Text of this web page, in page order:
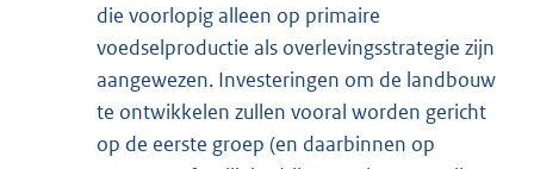
die voorlopig alleen op primaire
voedselproductie als overlevingsstrategie zijn
aangewezen. Investeringen om de landbouw
te ontwikkelen zullen vooral worden gericht
op de eerste groep (en daarbinnen op